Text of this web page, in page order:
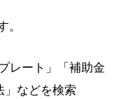
。
レート」「補助金
」などを検索